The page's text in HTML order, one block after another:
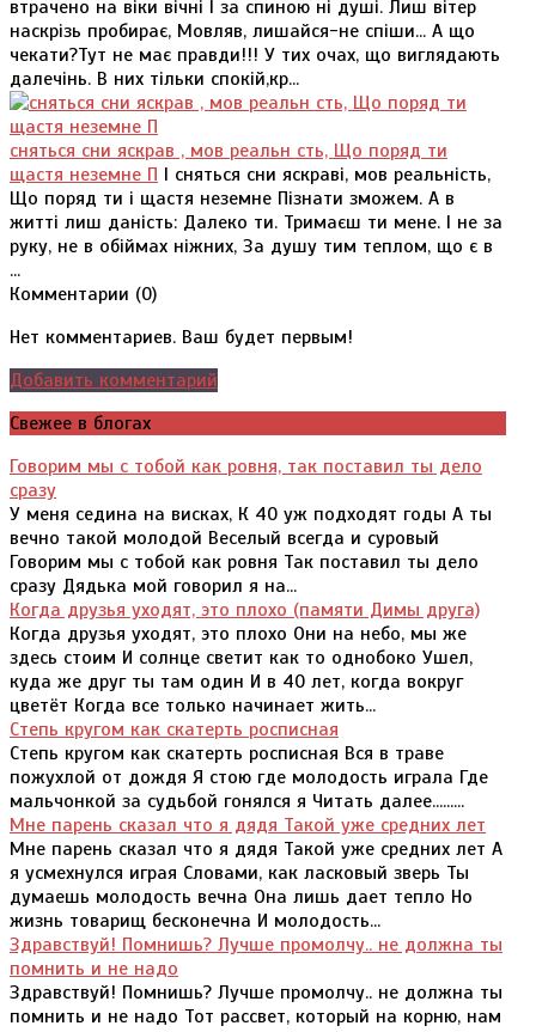
втрачено на віки вічні І за спиною ні душі. Лиш вітер
наскрізь пробирає, Мовляв, лишайся-не спіши... А що
чекати?Тут не має правди!!! У тих очах, що виглядають
далечінь. В них тільки спокій,кр...
сняться сни яскрав , мов реальн сть, Що поряд ти
щастя неземне П І сняться сни яскраві, мов реальність,
Що поряд ти і щастя неземне Пізнати зможем. А в
житті лиш даність: Далеко ти. Тримаєш ти мене. І не за
руку, не в обіймах ніжних, За душу тим теплом, що є в
...
Комментарии (0)
Нет комментариев. Ваш будет первым!
Добавить комментарий
Свежее в блогах
Говорим мы с тобой как ровня, так поставил ты дело
сразу
У меня седина на висках, К 40 уж подходят годы А ты
вечно такой молодой Веселый всегда и суровый
Говорим мы с тобой как ровня Так поставил ты дело
сразу Дядька мой говорил я на...
Когда друзья уходят, это плохо (памяти Димы друга)
Когда друзья уходят, это плохо Они на небо, мы же
здесь стоим И солнце светит как то однобоко Ушел,
куда же друг ты там один И в 40 лет, когда вокруг
цветёт Когда все только начинает жить...
Степь кругом как скатерть росписная
Степь кругом как скатерть росписная Вся в траве
пожухлой от дождя Я стою где молодость играла Где
мальчонкой за судьбой гонялся я Читать далее.........
Мне парень сказал что я дядя Такой уже средних лет
Мне парень сказал что я дядя Такой уже средних лет А
я усмехнулся играя Словами, как ласковый зверь Ты
думаешь молодость вечна Она лишь дает тепло Но
жизнь товарищ бесконечна И молодость...
Здравствуй! Помнишь? Лучше промолчу.. не должна ты
помнить и не надо
Здравствуй! Помнишь? Лучше промолчу.. не должна ты
помнить и не надо Тот рассвет, который на корню, нам